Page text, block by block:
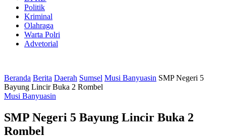
Politik
Kriminal
Olahraga
Warta Polri
Advetorial
Beranda Berita Daerah Sumsel Musi Banyuasin SMP Negeri 5
Bayung Lincir Buka 2 Rombel
Musi Banyuasin
SMP Negeri 5 Bayung Lincir Buka 2
Rombel